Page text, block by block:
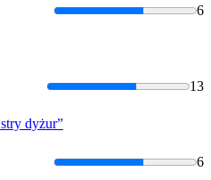
6
13
dyżur”
6